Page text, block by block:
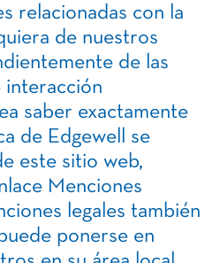
relacionadas con la
de nuestros
de las
interacción
saber exactamente
de Edgewell se
este sitio web,
Menciones
legales también
ponerse en